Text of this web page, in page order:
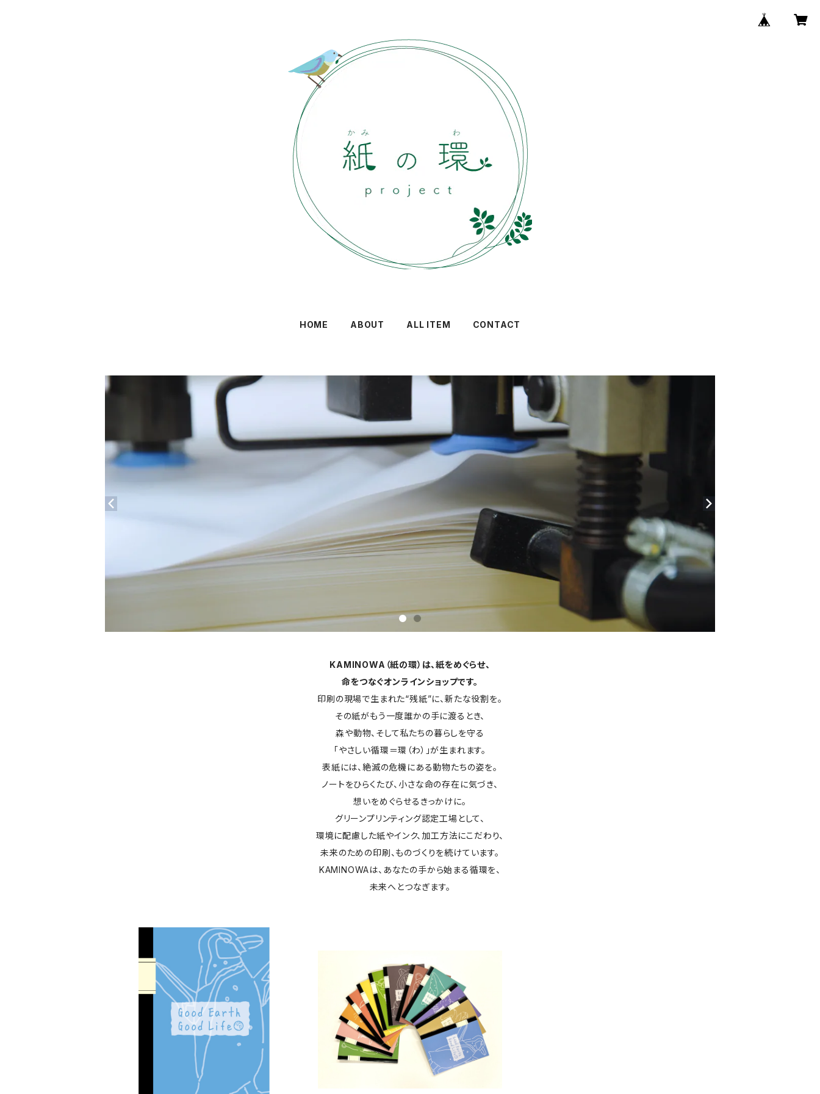
HOME ABOUT ALL ITEM CONTACT
KAMINOWA（紙の環）は、紙をめぐらせ、
命をつなぐオンラインショップです。
印刷の現場で生まれた“残紙”に、新たな役割を。
その紙がもう一度誰かの手に渡るとき、
森や動物、そして私たちの暮らしを守る
「やさしい循環＝環（わ）」が生まれます。
表紙には、絶滅の危機にある動物たちの姿を。
ノートをひらくたび、小さな命の存在に気づき、
想いをめぐらせるきっかけに。
グリーンプリンティング認定工場として、
環境に配慮した紙やインク、加工方法にこだわり、
未来のための印刷、ものづくりを続けています。
KAMINOWAは、あなたの手から始まる循環を、
未来へとつなぎます。